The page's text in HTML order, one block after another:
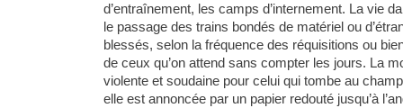
d’entraînement, les camps d’internement. La vie
le passage des trains bondés de matériel ou
blessés, selon la fréquence des réquisitions ou
de ceux qu’on attend sans compter les jours. La
violente et soudaine pour celui qui tombe au champ
elle est annoncée par un papier redouté jusqu’à